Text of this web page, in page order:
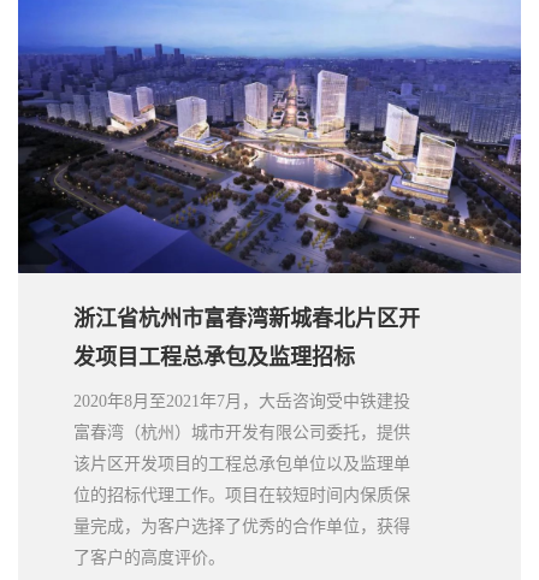
浙江省杭州市富春湾新城春北片区开
发项目工程总承包及监理招标
2020年8月至2021年7月，大岳咨询受中铁建投
富春湾（杭州）城市开发有限公司委托，提供
该片区开发项目的工程总承包单位以及监理单
位的招标代理工作。项目在较短时间内保质保
量完成，为客户选择了优秀的合作单位，获得
了客户的高度评价。